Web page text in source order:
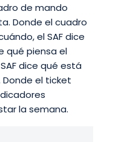
de mando
Donde el cuadro
el SAF dice
qué piensa el
dice qué está
el ticket
la semana.